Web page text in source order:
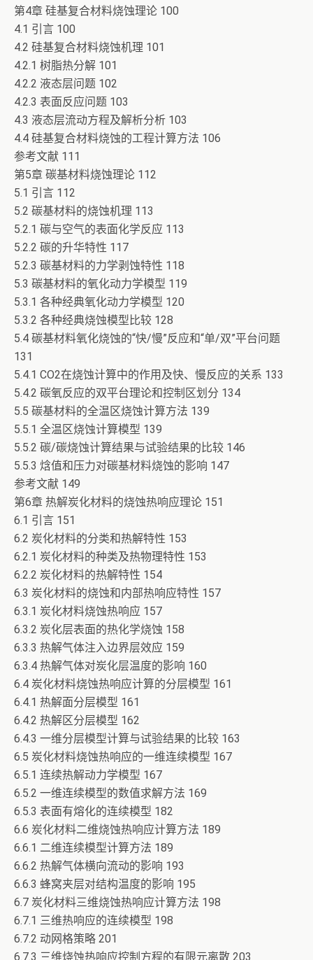
第4章 硅基复合材料烧蚀理论 100
4.1 引言 100
4.2 硅基复合材料烧蚀机理 101
4.2.1 树脂热分解 101
4.2.2 液态层问题 102
4.2.3 表面反应问题 103
4.3 液态层流动方程及解析分析 103
4.4 硅基复合材料烧蚀的工程计算方法 106
参考文献 111
第5章 碳基材料烧蚀理论 112
5.1 引言 112
5.2 碳基材料的烧蚀机理 113
5.2.1 碳与空气的表面化学反应 113
5.2.2 碳的升华特性 117
5.2.3 碳基材料的力学剥蚀特性 118
5.3 碳基材料的氧化动力学模型 119
5.3.1 各种经典氧化动力学模型 120
5.3.2 各种经典烧蚀模型比较 128
5.4 碳基材料氧化烧蚀的“快/慢”反应和“单/双”平台问题
131
5.4.1 CO2在烧蚀计算中的作用及快、慢反应的关系 133
5.4.2 碳氧反应的双平台理论和控制区划分 134
5.5 碳基材料的全温区烧蚀计算方法 139
5.5.1 全温区烧蚀计算模型 139
5.5.2 碳/碳烧蚀计算结果与试验结果的比较 146
5.5.3 焓值和压力对碳基材料烧蚀的影响 147
参考文献 149
第6章 热解炭化材料的烧蚀热响应理论 151
6.1 引言 151
6.2 炭化材料的分类和热解特性 153
6.2.1 炭化材料的种类及热物理特性 153
6.2.2 炭化材料的热解特性 154
6.3 炭化材料的烧蚀和内部热响应特性 157
6.3.1 炭化材料烧蚀热响应 157
6.3.2 炭化层表面的热化学烧蚀 158
6.3.3 热解气体注入边界层效应 159
6.3.4 热解气体对炭化层温度的影响 160
6.4 炭化材料烧蚀热响应计算的分层模型 161
6.4.1 热解面分层模型 161
6.4.2 热解区分层模型 162
6.4.3 一维分层模型计算与试验结果的比较 163
6.5 炭化材料烧蚀热响应的一维连续模型 167
6.5.1 连续热解动力学模型 167
6.5.2 一维连续模型的数值求解方法 169
6.5.3 表面有熔化的连续模型 182
6.6 炭化材料二维烧蚀热响应计算方法 189
6.6.1 二维连续模型计算方法 189
6.6.2 热解气体横向流动的影响 193
6.6.3 蜂窝夹层对结构温度的影响 195
6.7 炭化材料三维烧蚀热响应计算方法 198
6.7.1 三维热响应的连续模型 198
6.7.2 动网格策略 201
6.7.3 三维烧蚀热响应控制方程的有限元离散 203